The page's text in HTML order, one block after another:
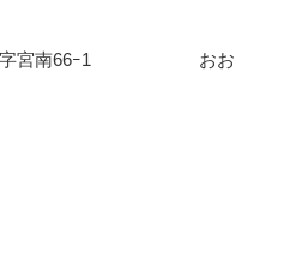
田野字宮南66ｰ1 おお